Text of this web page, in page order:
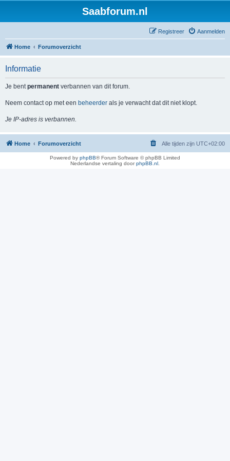
Saabforum.nl
Aanmelden
Registreer
Home Forumoverzicht
Informatie
Je bentpermanent verbannen van dit forum.
Neem contact op met een beheerder als je verwacht dat dit niet klopt.
Je IP-adres is verbannen.
Home Forumoverzicht Alle tijden zijn UTC+02:00
Powered by phpBB® Forum Software © phpBB Limited
Nederlandse vertaling doorphpBB.nl